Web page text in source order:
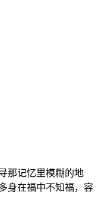
那记忆里模糊的地
身在福中不知福，容